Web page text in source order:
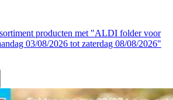
producten met "ALDI folder voor
03/08/2026 tot zaterdag 08/08/2026"